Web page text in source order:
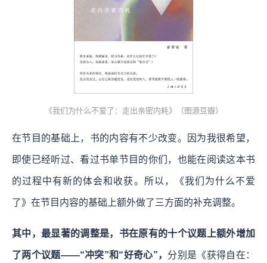
《我们为什么不爱了：走出亲密内耗》（图源豆瓣）
在节目的基础上，书的内容有不少改变。因为我很希望，
即使已经听过、看过书单节目的你们，也能在阅读这本书
的过程中有新的体会和收获。所以，《我们为什么不爱
了》在节目内容的基础上额外做了三方面的补充调整。
其中，最显著的调整是，书在原有的十个议题上额外增加
了两个议题——“冲突”和“好奇心”， 分别是《获得自在：